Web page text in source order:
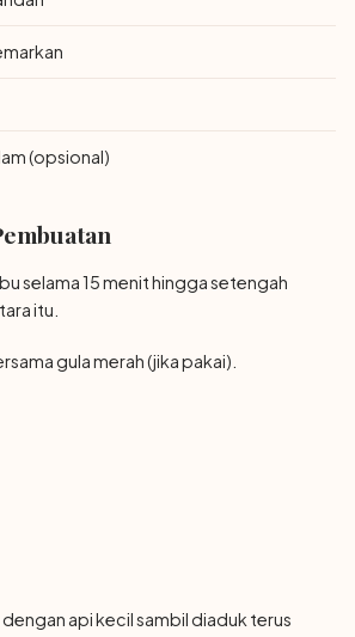
(opsional)
selama 15 menit hingga setengah
itu.
gula merah (jika pakai).
dengan api kecil sambil diaduk terus